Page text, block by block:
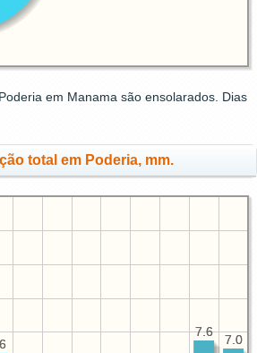
em Manama são ensolarados. Dias
total em Poderia, mm.
7.0
7.6
7.0
7.6